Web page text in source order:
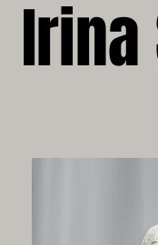
Irina